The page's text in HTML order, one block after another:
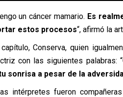
un cáncer mamario. Es
estos procesos“, afirmó la
Conserva, quien
con las siguientes palabras:
sonrisa a pesar de la
intérpretes fueron